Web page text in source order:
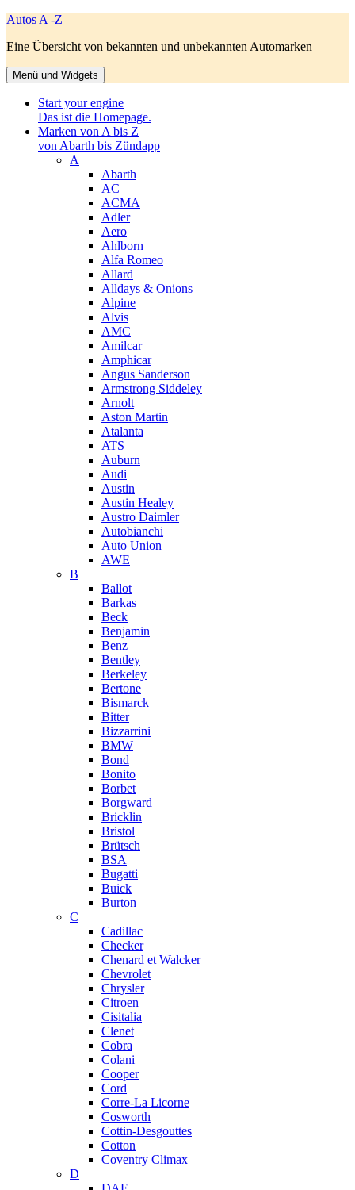
Zum
springen
Autos A -Z
Eine Übersicht von bekannten und unbekannten Automarken
Menü und Widgets
Start your engine
Das ist die Homepage.
Marken von A bis Z
von Abarth bis Zündapp
A
Abarth
AC
ACMA
Adler
Aero
Ahlborn
Alfa Romeo
Allard
Alldays & Onions
Alpine
Alvis
AMC
Amilcar
Amphicar
Angus Sanderson
Armstrong Siddeley
Arnolt
Aston Martin
Atalanta
ATS
Auburn
Audi
Austin
Austin Healey
Austro Daimler
Autobianchi
Auto Union
AWE
B
Ballot
Barkas
Beck
Benjamin
Benz
Bentley
Berkeley
Bertone
Bismarck
Bitter
Bizzarrini
BMW
Bond
Bonito
Borbet
Borgward
Bricklin
Bristol
Brütsch
BSA
Bugatti
Buick
Burton
C
Cadillac
Checker
Chenard et Walcker
Chevrolet
Chrysler
Citroen
Cisitalia
Clenet
Cobra
Colani
Cooper
Cord
Corre-La Licorne
Cosworth
Cottin-Desgouttes
Cotton
Coventry Climax
D